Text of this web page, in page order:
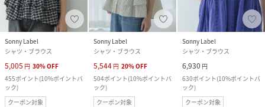
Sonny Label
シャツ・ブラウス
5,005 円 30%OFF
455ポイント(10%ポイントバ
ック)
クーポン対象
Sonny Label
シャツ・ブラウス
5,544 円 20%OFF
504ポイント(10%ポイントバ
ック)
クーポン対象
Sonny Label
シャツ・ブラウス
6,930 円
630ポイント(10%ポイントバ
ック)
クーポン対象